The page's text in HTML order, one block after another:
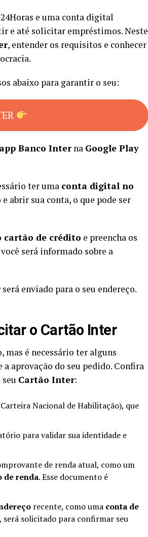
e uma conta digital
e até solicitar empréstimos. Neste
, entender os requisitos e conhecer
abaixo para garantir o seu:
app Banco Interna Google Play
ter uma conta digital no
abrir sua conta, o que pode ser
cartão de crédito e preencha os
será informado sobre a
será enviado para o seu endereço.
o Cartão Inter
é necessário ter alguns
aprovação do seu pedido. Confira
Cartão Inter:
Nacional de Habilitação), que
para validar sua identidade e
de renda atual, como um
de renda. Esse documento é
recente, como uma conta de
solicitado para confirmar seu